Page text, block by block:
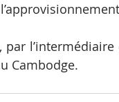
par
Cambodge.